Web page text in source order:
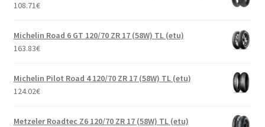
108.71€
Michelin Road 6 GT 120/70 ZR 17 (58W) TL (etu)
163.83€
Michelin Pilot Road 4 120/70 ZR 17 (58W) TL (etu)
124.02€
Metzeler Roadtec Z6 120/70 ZR 17 (58W) TL (etu)